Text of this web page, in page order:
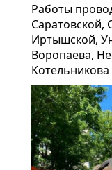
Работы
Саратовской,
Иртышской,
Воропаева,
Котельникова